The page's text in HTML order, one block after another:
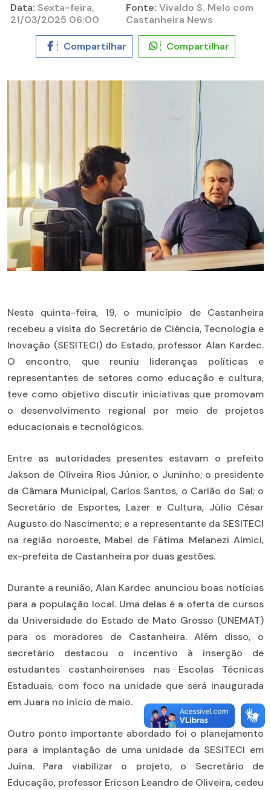
Data: Sexta-feira,
21/03/2025 06:00
Fonte: Vivaldo S. Melo com
Castanheira News
Compartilhar Compartilhar
Nesta quinta-feira, 19, o município de Castanheira
recebeu a visita do Secretário de Ciência, Tecnologia e
Inovação (SESITECI) do Estado, professor Alan Kardec.
O encontro, que reuniu lideranças políticas e
representantes de setores como educação e cultura,
teve como objetivo discutir iniciativas que promovam
o desenvolvimento regional por meio de projetos
educacionais e tecnológicos.
Entre as autoridades presentes estavam o prefeito
Jakson de Oliveira Rios Júnior, o Juninho; o presidente
da Câmara Municipal, Carlos Santos, o Carlão do Sal; o
Secretário de Esportes, Lazer e Cultura, Júlio César
Augusto do Nascimento; e a representante da SESITECI
na região noroeste, Mabel de Fátima Melanezi Almici,
ex-prefeita de Castanheira por duas gestões.
Durante a reunião, Alan Kardec anunciou boas notícias
para a população local. Uma delas é a oferta de cursos
da Universidade do Estado de Mato Grosso (UNEMAT)
para os moradores de Castanheira. Além disso, o
secretário destacou o incentivo à inserção de
estudantes castanheirenses nas Escolas Técnicas
Estaduais, com foco na unidade que será inaugurada
em Juara no início de maio.
Outro ponto importante abordado foi o planejamento
para a implantação de uma unidade da SESITECI em
Juína. Para viabilizar o projeto, o Secretário de
Educação, professor Ericson Leandro de Oliveira, cedeu